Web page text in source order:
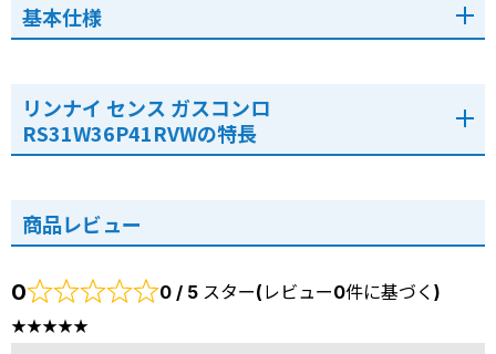
基本仕様
リンナイ センス ガスコンロ
RS31W36P41RVWの特長
商品レビュー
0 0 / 5 スター(レビュー0件に基づく)
★★★★★